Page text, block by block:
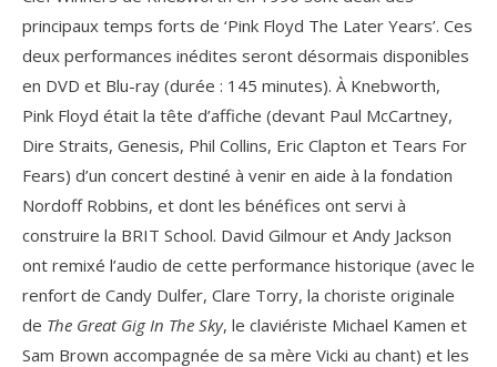
principaux temps forts de ‘Pink Floyd The Later Years’. Ces
deux performances inédites seront désormais disponibles
en DVD et Blu-ray (durée : 145 minutes). À Knebworth,
Pink Floyd était la tête d’affiche (devant Paul McCartney,
Dire Straits, Genesis, Phil Collins, Eric Clapton et Tears For
Fears) d’un concert destiné à venir en aide à la fondation
Nordoff Robbins, et dont les bénéfices ont servi à
construire la BRIT School. David Gilmour et Andy Jackson
ont remixé l’audio de cette performance historique (avec le
renfort de Candy Dulfer, Clare Torry, la choriste originale
de The Great Gig In The Sky, le claviériste Michael Kamen et
Sam Brown accompagnée de sa mère Vicki au chant) et les